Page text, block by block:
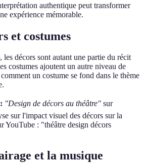
authentique peut transformer
expérience mémorable.
et costumes
les décors sont autant une partie du récit
costumes ajoutent un autre niveau de
un costume se fond dans le thème
"Design de décors au théâtre" sur
sur l'impact visuel des décors sur la
YouTube : "théâtre design décors
et la musique